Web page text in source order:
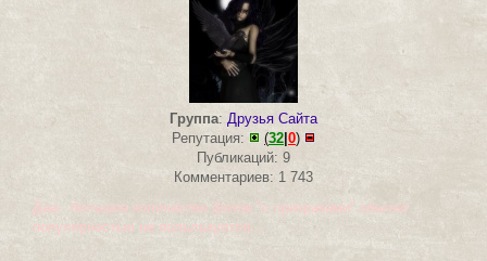
Группа: Друзья Сайта
Репутация:
(32|0)
Публикаций: 9
Комментариев: 1 743
Даа.. большое количество фоток "с призраками" обычно
популярностью не польльзуется...